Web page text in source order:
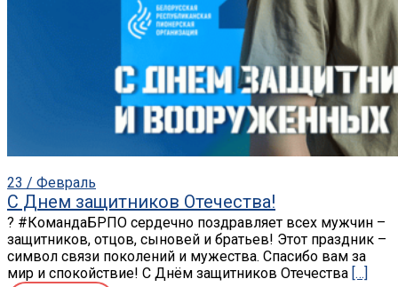
23 / Февраль
С Днем защитников Отечества!
? #КомандаБРПО сердечно поздравляет всех мужчин –
защитников, отцов, сыновей и братьев! Этот праздник –
символ связи поколений и мужества. Спасибо вам за
мир и спокойствие! С Днём защитников Отечества […]